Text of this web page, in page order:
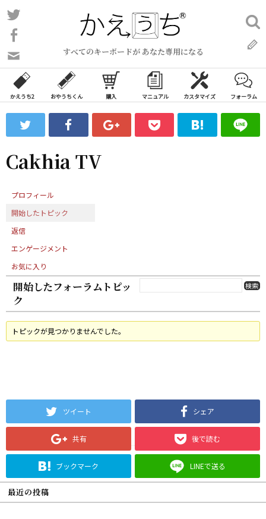
コ
ン
ン
ツ
ス
ッ
すべてのキーボードが あなた専用になる
い
合
わ
フ
ォ
ム
検
索:
かえうち2 おやうちくん 購入 マニュアル カスタマイズ フォーラム
Cakhia TV
プロフィール
開始したトピック
返信
エンゲージメント
お気に入り
開始したフォーラムトピッ
ク
トピックが見つかりませんでした。
ツイート シェア
共有 後で読む
ブックマーク LINEで送る
最近の投稿